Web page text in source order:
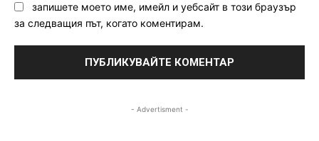
запишете моето име, имейл и уебсайт в този браузър
за следващия път, когато коментирам.
- Advertisment -